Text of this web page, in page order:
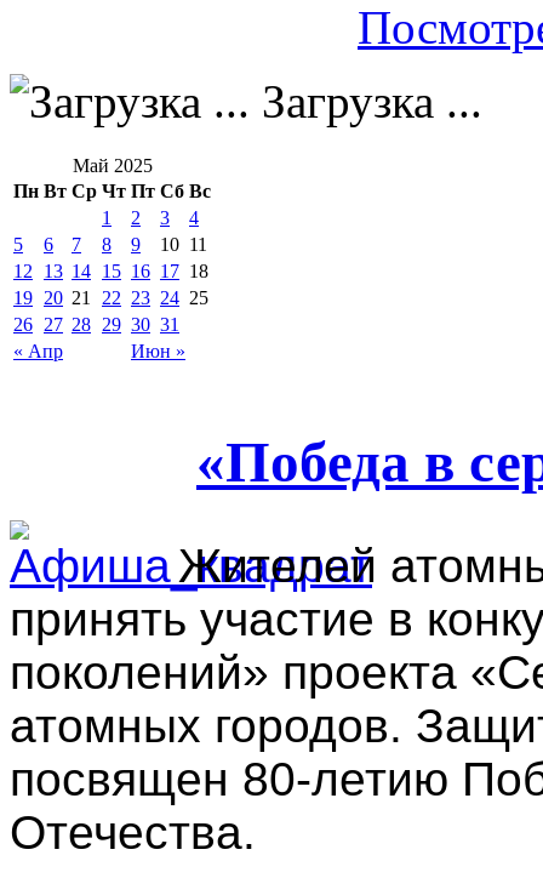
Загрузка ...
Май 2025
Пн Вт Ср Чт Пт Сб Вс
« Апр Июн »
1 2 3
4
5
6 7 8 9 10 11
12
13 14 15 16 17 18
19 20 21 22 23 24 25
26 27 28 29 30 31
«Победа в
Жителей
принять участие в
поколений» проекта
атомных городов.
посвящен 80-летию
Отечества.